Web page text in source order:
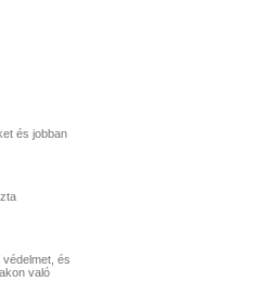
és jobban
és
való